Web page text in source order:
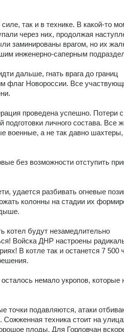
так и в технике. В какой-то
через них, продолжая
заминированы врагом, но их
инженерно-саперным
дальше, гнать врага до границ
флаг Новороссии. Все
проведена успешно. Потери
личного состава. Все
военные, а не так давно шахтеры,
без возможности отступить
удается разбивать огневые
колонны на стадии их
котел будут незамедлительно
Войска ДНР настроены
В котле так и останется 7 500
немало укропов, которые
точки подавляются, атаки
техника стоит на
плоды. Для Горловчан